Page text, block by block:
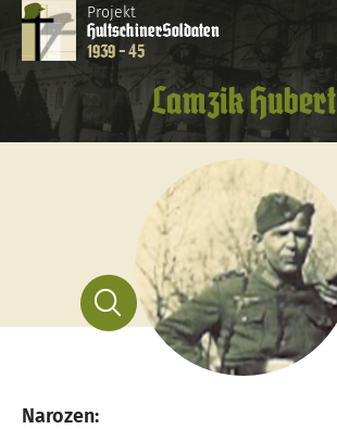
Projekt
HultschinerSoldaten
1939 - 45
Lamzik Hubert
Narozen: